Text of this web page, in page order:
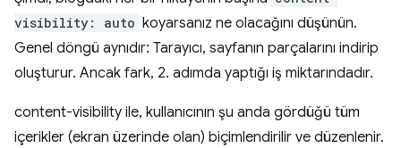
visibility: auto koyarsanız ne olacağını düşünün.
Genel döngü aynıdır: Tarayıcı, sayfanın parçalarını indirip
oluşturur. Ancak fark, 2. adımda yaptığı iş miktarındadır.
content-visibility ile, kullanıcının şu anda gördüğü tüm
içerikler (ekran üzerinde olan) biçimlendirilir ve düzenlenir.